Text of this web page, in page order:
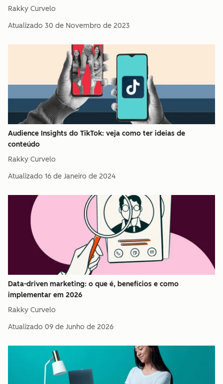
Rakky Curvelo
Atualizado 30 de Novembro de 2023
Audience Insights do TikTok: veja como ter ideias de
conteúdo
Rakky Curvelo
Atualizado 16 de Janeiro de 2024
Data-driven marketing: o que é, benefícios e como
implementar em 2026
Rakky Curvelo
Atualizado 09 de Junho de 2026